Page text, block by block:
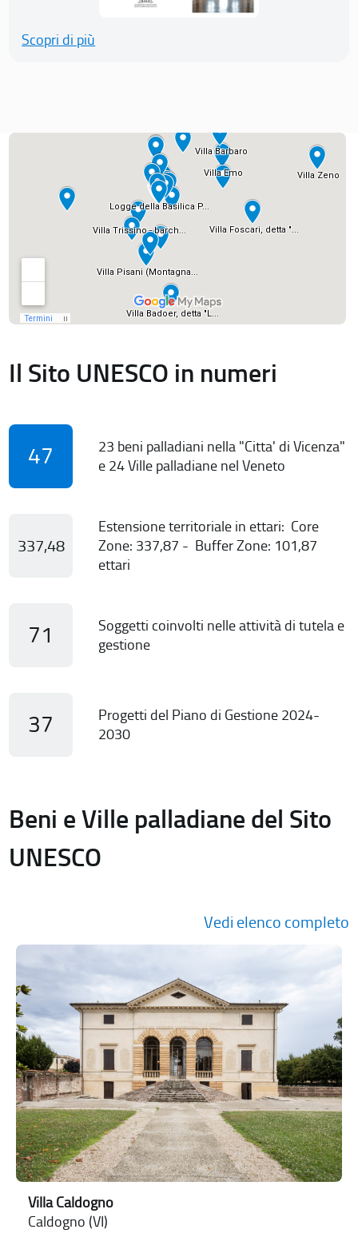
Scopri di più
Il Sito UNESCO in numeri
47
23 beni palladiani nella "Citta' di Vicenza"
e 24 Ville palladiane nel Veneto
337,48
Estensione territoriale in ettari: Core
Zone: 337,87 - Buffer Zone: 101,87
ettari
71
Soggetti coinvolti nelle attività di tutela e
gestione
37
Progetti del Piano di Gestione 2024-
2030
Beni e Ville palladiane del Sito
UNESCO
Vedi elenco completo
Villa Caldogno
Caldogno (VI)